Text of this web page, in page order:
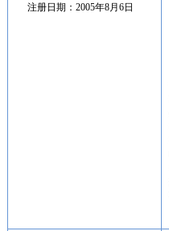
注册日期：2005年8月6日